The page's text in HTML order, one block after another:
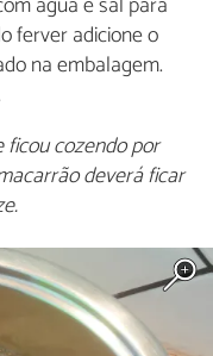
ferver adicione o
na embalagem.
cozendo por
deverá ficar